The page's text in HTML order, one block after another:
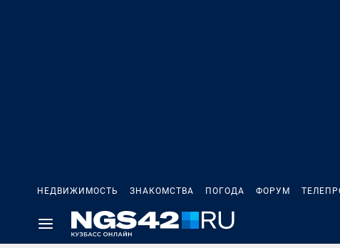
НЕДВИЖИМОСТЬ ЗНАКОМСТВА ПОГОДА ФОРУМ